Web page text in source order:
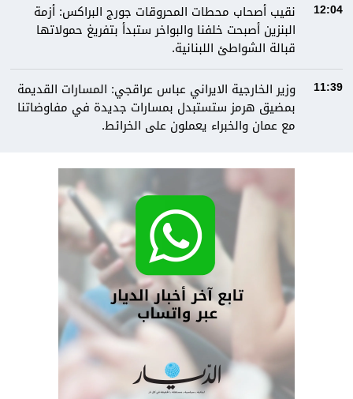
12:04
نقيب أصحاب محطات المحروقات جورج البراكس: أزمة
البنزين أصبحت خلفنا والبواخر ستبدأ بتفريغ حمولاتها
قبالة الشواطئ اللبنانية.
11:39
وزير الخارجية الايراني عباس عراقجي: المسارات القديمة
بمضيق هرمز ستستبدل بمسارات جديدة في مفاوضاتنا
مع عمان والخبراء يعملون على الخرائط.